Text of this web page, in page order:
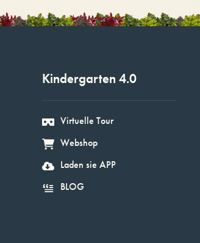
Kindergarten 4.0
Virtuelle Tour
Webshop
Laden sie APP
BLOG